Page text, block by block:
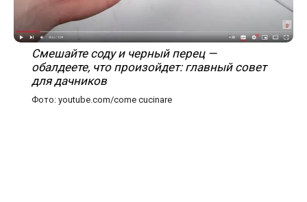
Смешайте соду и черный перец —
обалдеете, что произойдет: главный совет
для дачников
Фото: youtube.com/come cucinare